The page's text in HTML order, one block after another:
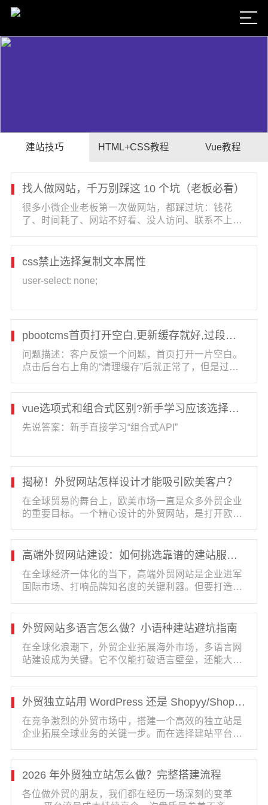
建站技巧 HTML+CSS教程 Vue教程
找人做网站，千万别踩这 10 个坑（老板必看）
很多小微企业老板第一次做网站，都踩过坑：钱花
了、时间耗了、网站不好看、没人访问、联系不上售
见的 10 个坑一次性讲清···
css禁止选择复制文本属性
user-select: none;
pbootcms首页打开空白,更新缓存就好,过段时间又空白
问题描述：客户反馈一个问题，首页打开一片空白。
点击后台右上角的“清理缓存”后就正常了，但是过段
以判断，是缓存的问题···
vue选项式和组合式区别?新手学习应该选择哪一种API风格
先说答案：新手直接学习“组合式API”
揭秘！外贸网站怎样设计才能吸引欧美客户？
在全球贸易的舞台上，欧美市场一直是众多外贸企业
的重要目标。一个精心设计的外贸网站，是打开欧美
造这样一个极具吸引力的···
高端外贸网站建设：如何挑选靠谱的建站服务商
在全球经济一体化的当下，高端外贸网站是企业进军
国际市场、打响品牌知名度的关键利器。但要打造出
之重。这不仅决定了网站···
外贸网站多语言怎么做？小语种建站避坑指南
在全球化浪潮下，外贸企业拓展海外市场，多语言网
站建设成为关键。它不仅能打破语言壁垒，还能大幅
满荆棘，以下为你详细解···
外贸独立站用 WordPress 还是 Shopyy/Shopify？优缺点对比
在竞争激烈的外贸市场中，搭建一个高效的独立站是
企业拓展全球业务的关键一步。而在选择建站平台
的选项。它们各自有着独特的···
2026 年外贸独立站怎么做？完整搭建流程
各位做外贸的朋友，我们都在经历一场深刻的变革